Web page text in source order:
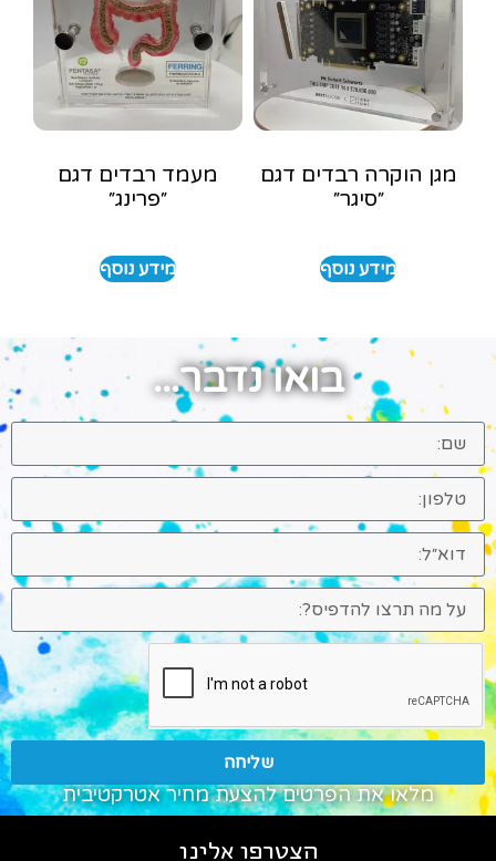
מגן הוקרה רבדים דגם
״סיגר״
מידע נוסף
מעמד רבדים דגם
״פרינג״
מידע נוסף
בואו נדבר...
שליחה
מלאו את הפרטים להצעת מחיר אטרקטיבית
הצטרפו אלינו